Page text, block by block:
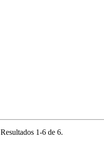
Resultados 1-6 de 6.